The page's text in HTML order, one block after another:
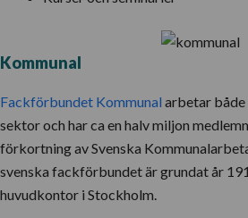
Kommunal
Fackförbundet Kommunal arbetar
sektor och har ca en halv miljon
förkortning av Svenska
svenska fackförbundet är grundat år
huvudkontor i Stockholm.